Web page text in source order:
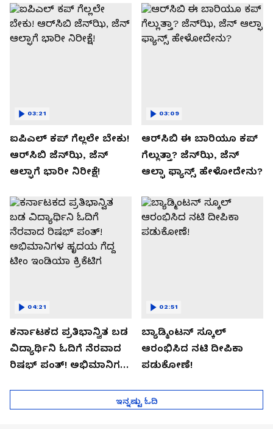
ಐಪಿಎಲ್ ಕಪ್‌ ಗೆಲ್ಲಲೇ ಬೇಕು!
ಆರ್‌ಸಿಬಿ ಜೆನ್‌ಝಿ, ಜೆನ್‌
ಆಲ್ಫಾಗೆ ಭಾರೀ ನಿರೀಕ್ಷೆ!
03:21
ಆರ್‌ಸಿಬಿ ಈ ಬಾರಿಯೂ ಕಪ್‌
ಗೆಲ್ಲುತ್ತಾ? ಜೆನ್‌ಝಿ, ಜೆನ್‌
ಆಲ್ಫಾ ಫ್ಯಾನ್ಸ್ ಹೇಳೋದೇನು?
03:09
ಕರ್ನಾಟಕದ ಪ್ರತಿಭಾನ್ವಿತ ಬಡ
ವಿದ್ಯಾರ್ಥಿನಿ ಓದಿಗೆ ನೆರವಾದ
ರಿಷಭ್ ಪಂತ್! ಅಭಿಮಾನಿಗಳ
04:21
ಬ್ಯಾಡ್ಮಿಂಟನ್ ಸ್ಕೂಲ್​
ಆರಂಭಿಸಿದ ನಟಿ ದೀಪಿಕಾ
ಪಡುಕೋಣೆ!
02:51
ಇನ್ನಷ್ಟು ಓದಿ